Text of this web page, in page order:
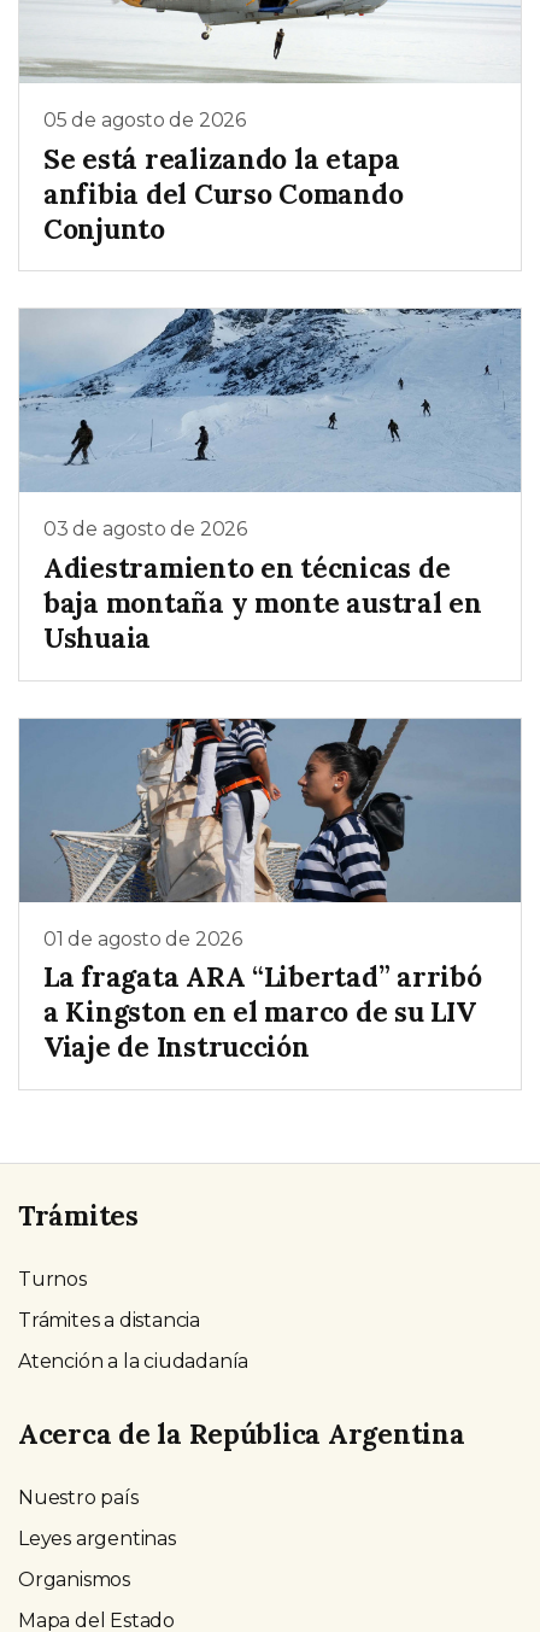
05 de agosto de 2026
Se está realizando la etapa
anfibia del Curso Comando
Conjunto
03 de agosto de 2026
Adiestramiento en técnicas de
baja montaña y monte austral en
Ushuaia
01 de agosto de 2026
La fragata ARA “Libertad” arribó
a Kingston en el marco de su LIV
Viaje de Instrucción
Trámites
Turnos
Trámites a distancia
Atención a la ciudadanía
Acerca de la República Argentina
Nuestro país
Leyes argentinas
Organismos
Mapa del Estado